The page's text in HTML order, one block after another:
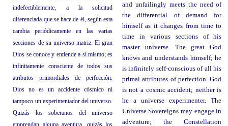
indefectiblemente, a la solicitud
diferenciada que se hace de él, según esta
cambia periódicamente en las varias
secciones de su universo matriz. El gran
Dios se conoce y entiende a sí mismo; es
infinitamente consciente de todos sus
atributos primordiales de perfección.
Dios no es un accidente cósmico ni
tampoco un experimentador del universo.
Quizás los soberanos del universo
emprendan alguna aventura, quizás los
and unfailingly meets the need of
the differential of demand for
himself as it changes from time to
time in various sections of his
master universe. The great God
knows and understands himself; he
is infinitely self-conscious of all his
primal attributes of perfection. God
is not a cosmic accident; neither is
he a universe experimenter. The
Universe Sovereigns may engage in
adventure; the Constellation